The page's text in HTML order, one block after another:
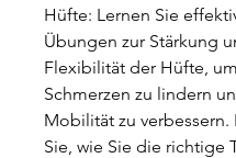
Hüfte: Lernen Sie
Übungen zur Stärkung
Flexibilität der Hüfte, um
Schmerzen zu lindern
Mobilität zu verbessern.
Sie, wie Sie die richtige